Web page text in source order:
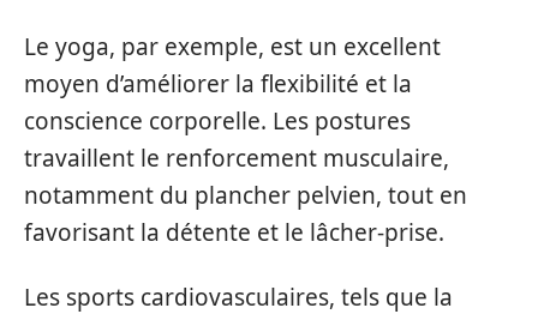
Le yoga, par exemple, est un excellent
moyen d’améliorer la flexibilité et la
conscience corporelle. Les postures
travaillent le renforcement musculaire,
notamment du plancher pelvien, tout en
favorisant la détente et le lâcher-prise.
Les sports cardiovasculaires, tels que la